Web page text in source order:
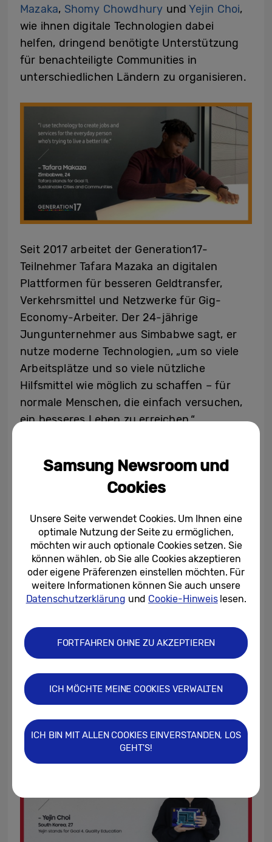
Mazaka, Shomy Chowdhury undYejin Choi,
wie ihnen digitale Technologien dabei
helfen, dringend benötigte Unterstützung
für benachteiligte Communities in
unterschiedlichen Ländern zu organisieren.
Seit 2017 arbeitet der Generation17-
Teilnehmer Tafara Mazaka an digitalen
Plattformen für besseren Geldtransfer,
Verkehrsmittel und Netzwerke für Gig-
Economy-Arbeiter. Der 24-jährige
Jungunternehmer aus Simbabwe sagt, er
nutze moderne Technologien, „um so viele
Arbeitsplätze und so viele nützliche
Hilfsmittel wie möglich zu schaffen – für
normale Menschen, die einfach versuchen,
ein besseres Leben zu erreichen.“
Shomy Chowdhury betreibt ein
Unternehmen namens Awareness360, das
Webinare und Online-Workshops zum Thema
Hygiene anbietet. Die 26-Jährige aus
Bangladesch sagt: „Wenn wir Tech-Tools
effektiv einsetzen, können wir viel
verändern und eine Bewegung schaffen,
sie leben, anschließen können.“
Samsung Newsroom und
Cookies
Unsere Seite verwendet Cookies. Um Ihnen eine
optimale Nutzung der Seite zu ermöglichen,
möchten wir auch optionale Cookies setzen. Sie
können wählen, ob Sie alle Cookies akzeptieren
oder eigene Präferenzen einstellen möchten. Für
weitere Informationen können Sie auch unsere
Datenschutzerklärung und Cookie-Hinweislesen.
FORTFAHREN OHNE ZU AKZEPTIEREN
ICH MÖCHTE MEINE COOKIES VERWALTEN
ICH BIN MIT ALLEN COOKIES EINVERSTANDEN, LOS
GEHT'S!